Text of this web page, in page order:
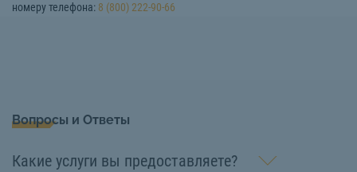
номеру телефона: 8 (800) 222-90-66
Вопросы и Ответы
Какие услуги вы предоставляете?